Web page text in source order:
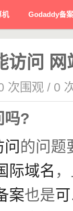
机 Godaddy备
访问
次围观 / 0
吗?
的问题
际域名
案也是